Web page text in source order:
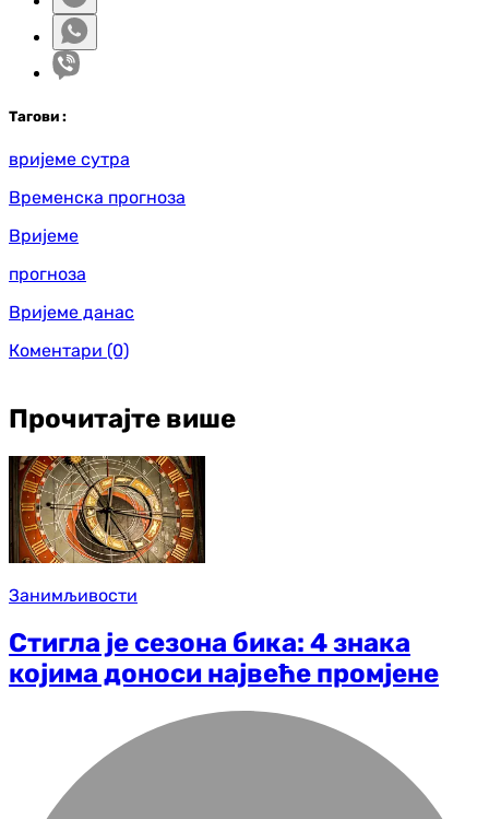
Тагови :
вријеме сутра
Временска прогноза
Вријеме
прогноза
Вријеме данас
Коментари (0)
Прочитајте више
Занимљивости
Стигла је сезона бика: 4 знака
којима доноси највеће промјене